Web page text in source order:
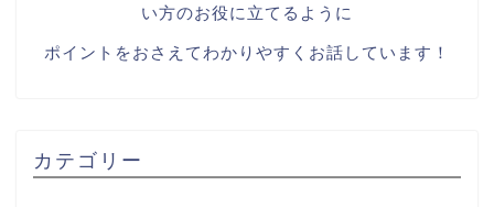
い方のお役に立てるように
ポイントをおさえてわかりやすくお話しています！
カテゴリー